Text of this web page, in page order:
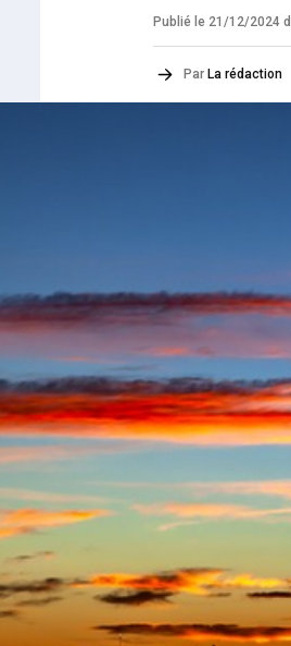
Publié le 21/12/2024
Par La rédaction